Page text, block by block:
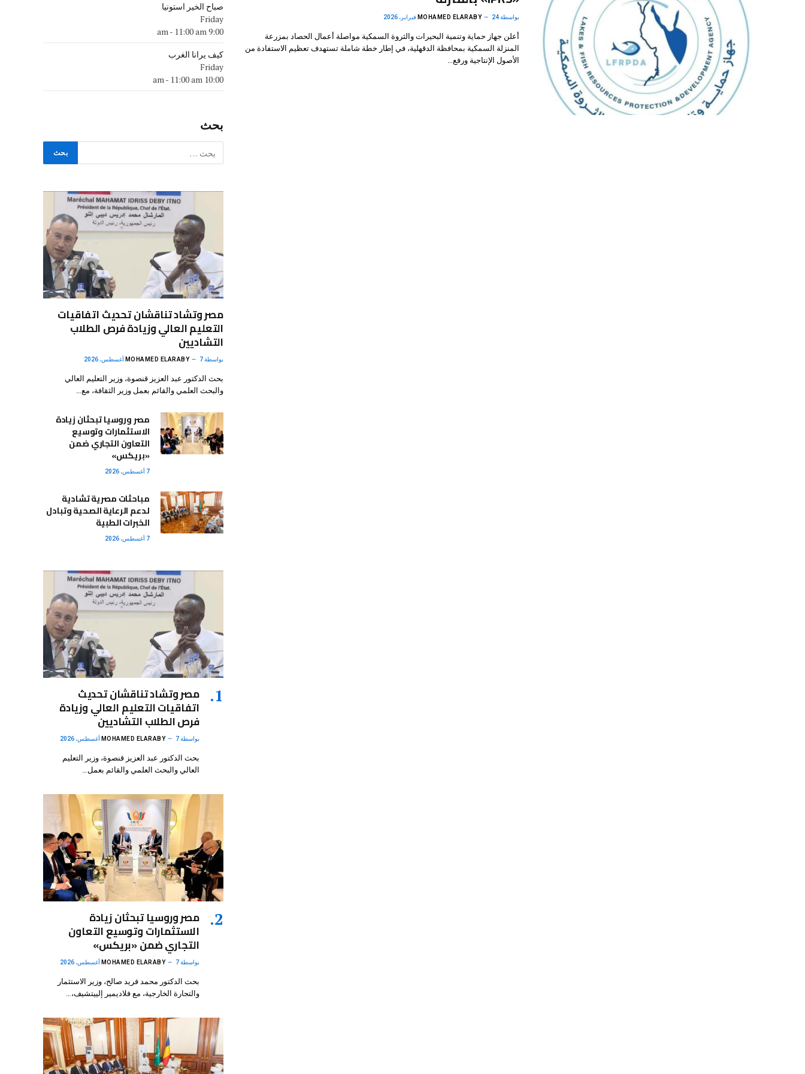
بواسطة MOHAMED ELARABY 24 فبراير، 2026
أعلن جهاز حماية وتنمية البحيرات والثروة السمكية مواصلة أعمال الحصاد بمزرعة
المنزلة السمكية بمحافظة الدقهلية، في إطار خطة شاملة تستهدف تعظيم الاستفادة من
الأصول الإنتاجية ورفع…
صباح الخير استونيا
Friday
9:00 am
- 11:00 am
كيف يرانا الغرب
Friday
10:00 am
- 11:00 am
بحث
مصر وتشاد تناقشان تحديث اتفاقيات
التعليم العالي وزيادة فرص الطلاب
التشاديين
بواسطة MOHAMED ELARABY 7 أغسطس، 2026
بحث الدكتور عبد العزيز قنصوة، وزير التعليم العالي
والبحث العلمي والقائم بعمل وزير الثقافة، مع…
مصر وروسيا تبحثان زيادة
الاستثمارات وتوسيع
التعاون التجاري ضمن
«بريكس»
7 أغسطس، 2026
مباحثات مصرية تشادية
لدعم الرعاية الصحية وتبادل
الخبرات الطبية
7 أغسطس، 2026
مصر وتشاد تناقشان تحديث
اتفاقيات التعليم العالي وزيادة
فرص الطلاب التشاديين
بواسطة MOHAMED ELARABY 7 أغسطس، 2026
بحث الدكتور عبد العزيز قنصوة، وزير التعليم
العالي والبحث العلمي والقائم بعمل…
مصر وروسيا تبحثان زيادة
الاستثمارات وتوسيع التعاون
التجاري ضمن «بريكس»
بواسطة MOHAMED ELARABY 7 أغسطس، 2026
بحث الدكتور محمد فريد صالح، وزير الاستثمار
والتجارة الخارجية، مع فلاديمير إلييتشيف،…